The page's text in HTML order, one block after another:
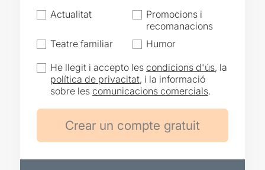
Actualitat
Promocions i
recomanacions
Teatre familiar
Humor
He llegit i accepto lescondicions d'ús, la
política de privacitat, i la informació
sobre lescomunicacions comercials.